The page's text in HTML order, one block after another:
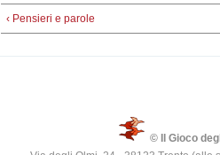
‹ Pensieri e parole
© Il Gioco